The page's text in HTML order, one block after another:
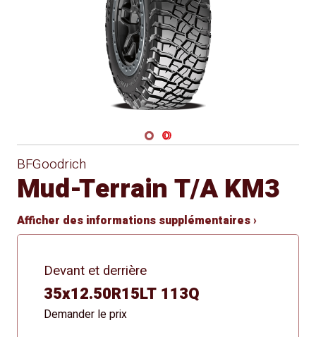
Navigate 1
Navigate 2
BFGoodrich
Mud-Terrain T/A KM3
Afficher des informations supplémentaires ›
Devant et derrière
35x12.50R15LT 113Q
Demander le prix